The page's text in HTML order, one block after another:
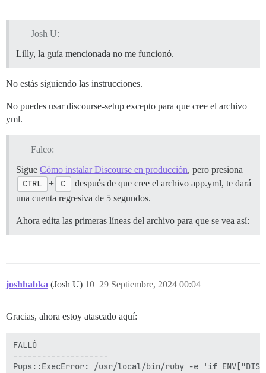
Josh U:
Lilly, la guía mencionada no me funcionó.
No estás siguiendo las instrucciones.
No puedes usar discourse-setup excepto para que cree el archivo
yml.
Falco:
Sigue Cómo instalar Discourse en producción, pero presiona
CTRL + C
después de que cree el archivo app.yml, te dará
una cuenta regresiva de 5 segundos.
Ahora edita las primeras líneas del archivo para que se vea así:
joshhabka (Josh U) 29 Septiembre, 2024 00:04
10
Gracias, ahora estoy atascado aquí:
FALLÓ
--------------------
Pups::ExecError: /usr/local/bin/ruby -e 'if